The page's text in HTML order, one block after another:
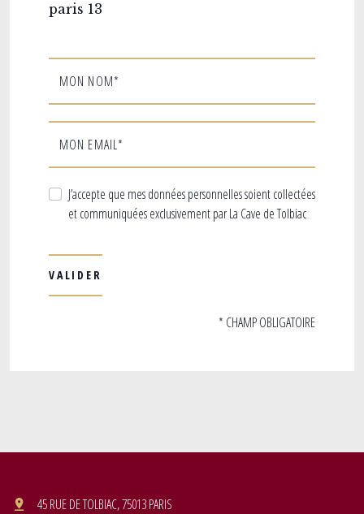
paris 13
MON NOM*
MON EMAIL*
J’accepte que mes données personnelles soient collectées
et communiquées exclusivement par La Cave de Tolbiac
* CHAMP OBLIGATOIRE
45 RUE DE TOLBIAC, 75013 PARIS